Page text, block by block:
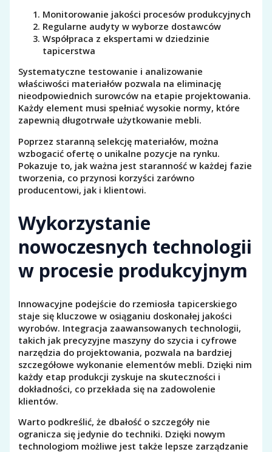
Monitorowanie jakości procesów produkcyjnych
Regularne audyty w wyborze dostawców
Współpraca z ekspertami w dziedzinie
tapicerstwa
Systematyczne testowanie i analizowanie
właściwości materiałów pozwala na eliminację
nieodpowiednich surowców na etapie projektowania.
Każdy element musi spełniać wysokie normy, które
zapewnią długotrwałe użytkowanie mebli.
Poprzez staranną selekcję materiałów, można
wzbogacić ofertę o unikalne pozycje na rynku.
Pokazuje to, jak ważna jest staranność w każdej fazie
tworzenia, co przynosi korzyści zarówno
producentowi, jak i klientowi.
Wykorzystanie
nowoczesnych technologii
w procesie produkcyjnym
Innowacyjne podejście do rzemiosła tapicerskiego
staje się kluczowe w osiąganiu doskonałej jakości
wyrobów. Integracja zaawansowanych technologii,
takich jak precyzyjne maszyny do szycia i cyfrowe
narzędzia do projektowania, pozwala na bardziej
szczegółowe wykonanie elementów mebli. Dzięki nim
każdy etap produkcji zyskuje na skuteczności i
dokładności, co przekłada się na zadowolenie
klientów.
Warto podkreślić, że dbałość o szczegóły nie
ogranicza się jedynie do techniki. Dzięki nowym
technologiom możliwe jest także lepsze zarządzanie